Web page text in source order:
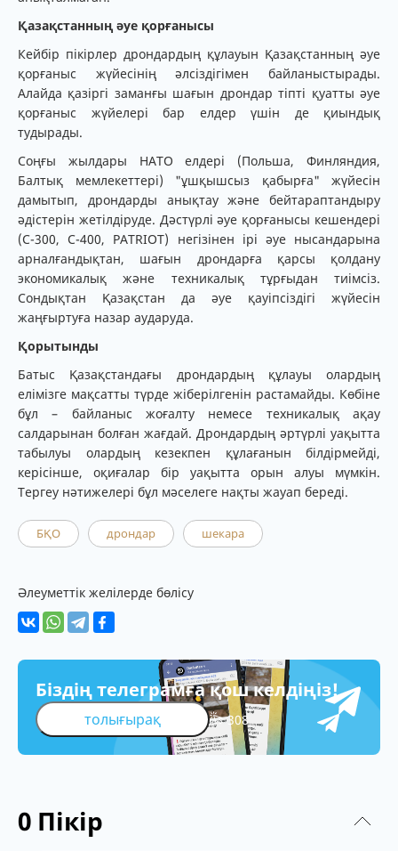
Қазақстанның әуе қорғанысы
Кейбір пікірлер дрондардың құлауын Қазақстанның әуе
қорғаныс жүйесінің әлсіздігімен байланыстырады.
Алайда қазіргі заманғы шағын дрондар тіпті қуатты әуе
қорғаныс жүйелері бар елдер үшін де қиындық
тудырады.
Соңғы жылдары НАТО елдері (Польша, Финляндия,
Балтық мемлекеттері) "ұшқышсыз қабырға" жүйесін
дамытып, дрондарды анықтау және бейтараптандыру
әдістерін жетілдіруде. Дәстүрлі әуе қорғанысы кешендері
(C-300, C-400, PATRIOT) негізінен ірі әуе нысандарына
арналғандықтан, шағын дрондарға қарсы қолдану
экономикалық және техникалық тұрғыдан тиімсіз.
Сондықтан Қазақстан да әуе қауіпсіздігі жүйесін
жаңғыртуға назар аударуда.
Қорытынды
Батыс Қазақстандағы дрондардың құлауы олардың
елімізге мақсатты түрде жіберілгенін растамайды. Көбіне
бұл – байланыс жоғалту немесе техникалық ақау
салдарынан болған жағдай. Дрондардың әртүрлі уақытта
табылуы олардың кезекпен құлағанын білдірмейді,
керісінше, оқиғалар бір уақытта орын алуы мүмкін.
Тергеу нәтижелері бұл мәселеге нақты жауап береді.
БҚО дрондар шекара
Әлеуметтік желілерде бөлісу
Біздің телеграмға қош келдіңіз!
толығырақ 308
0 Пікір